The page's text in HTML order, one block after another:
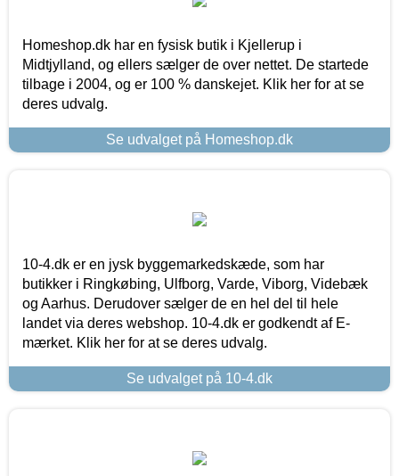
Homeshop.dk har en fysisk butik i Kjellerup i
Midtjylland, og ellers sælger de over nettet. De startede
tilbage i 2004, og er 100 % danskejet. Klik her for at se
deres udvalg.
Se udvalget på Homeshop.dk
10-4.dk er en jysk byggemarkedskæde, som har
butikker i Ringkøbing, Ulfborg, Varde, Viborg, Videbæk
og Aarhus. Derudover sælger de en hel del til hele
landet via deres webshop. 10-4.dk er godkendt af E-
mærket. Klik her for at se deres udvalg.
Se udvalget på 10-4.dk